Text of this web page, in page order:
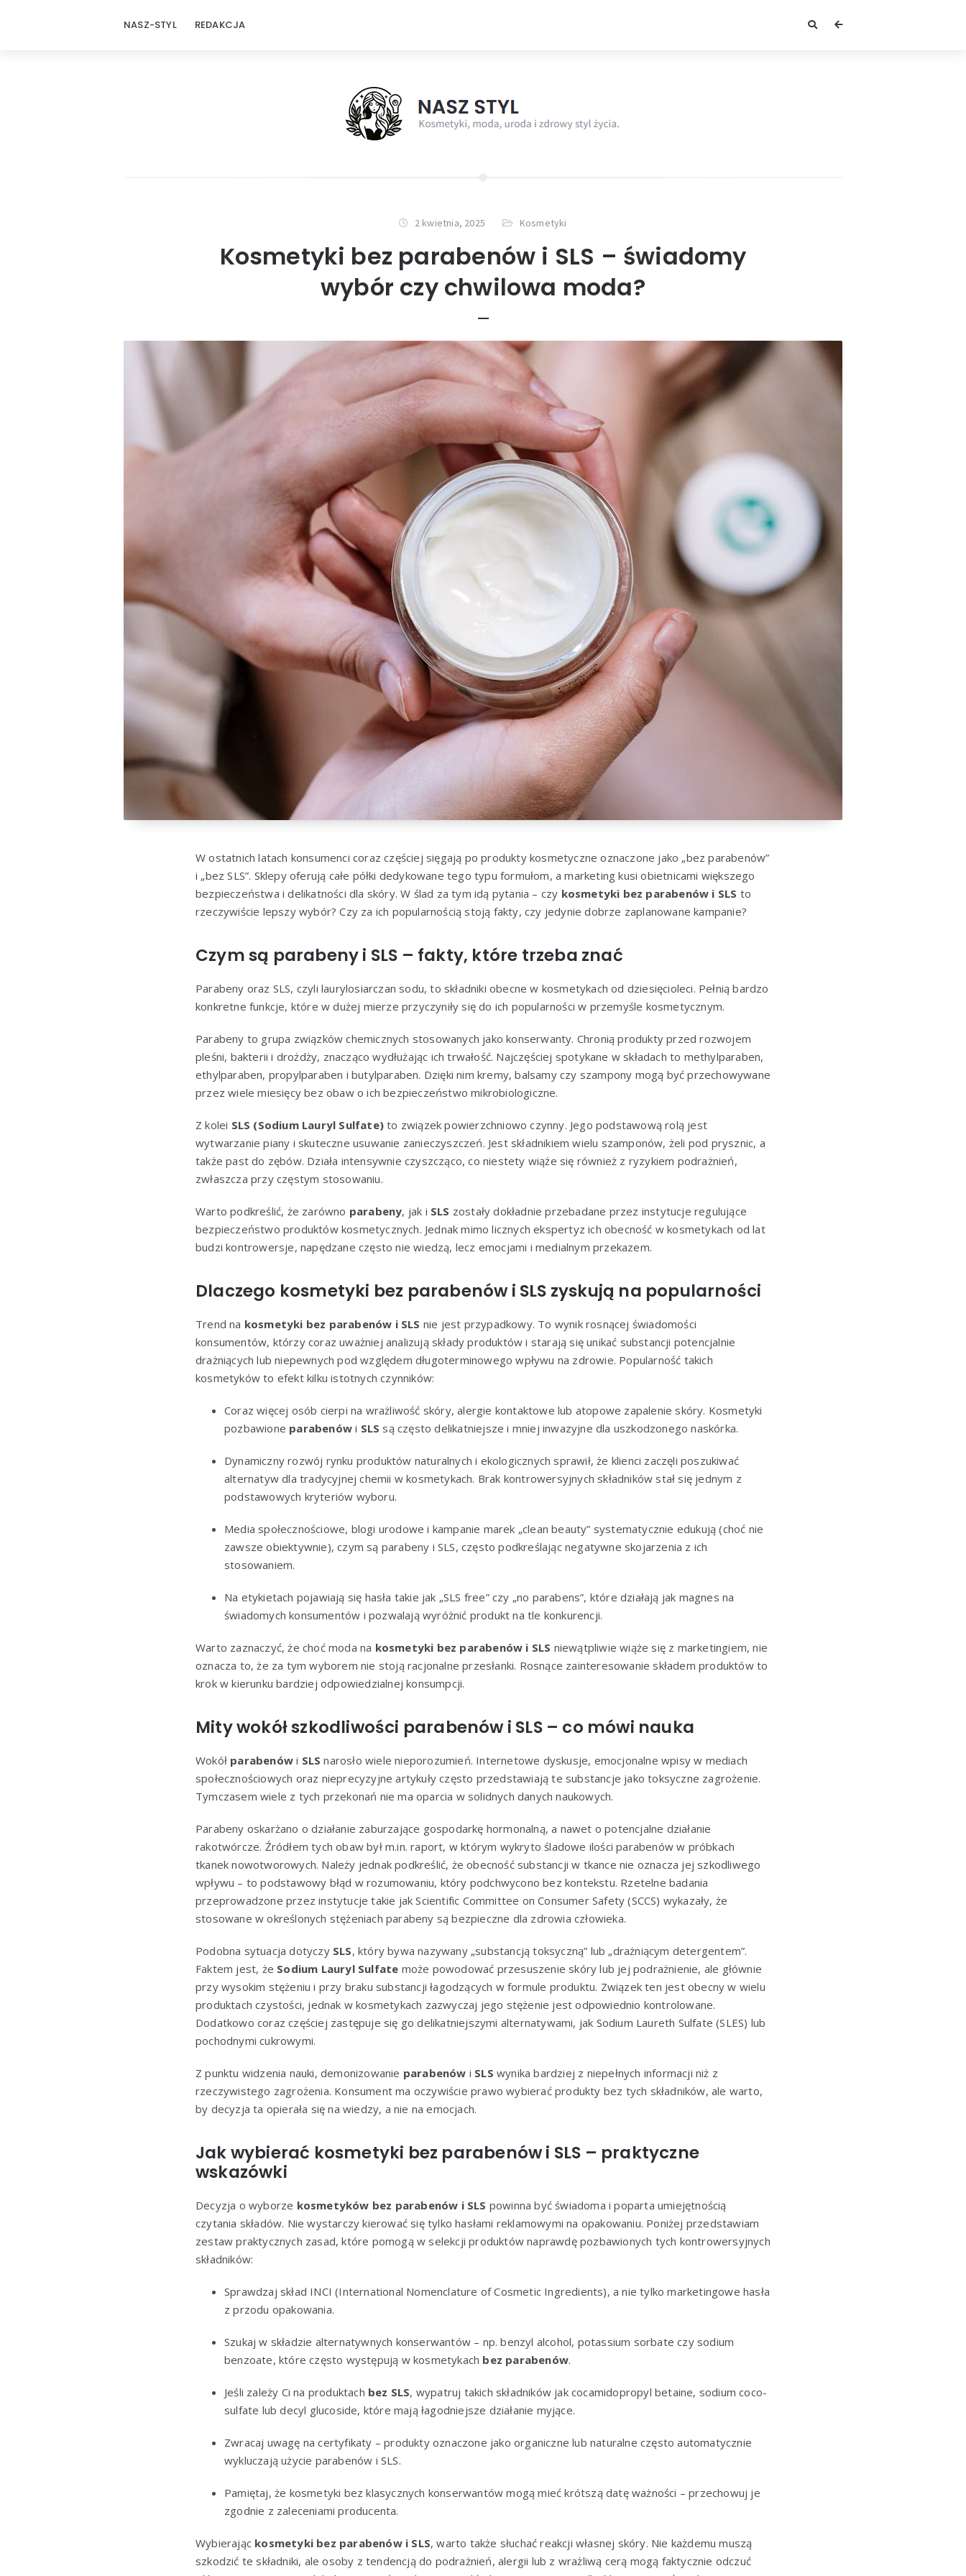
NASZ-STYL REDAKCJA
2 kwietnia, 2025 Kosmetyki
Kosmetyki bez parabenów i SLS – świadomy
wybór czy chwilowa moda?
W ostatnich latach konsumenci coraz częściej sięgają po produkty kosmetyczne oznaczone jako „bez parabenów”
i „bez SLS”. Sklepy oferują całe półki dedykowane tego typu formułom, a marketing kusi obietnicami większego
bezpieczeństwa i delikatności dla skóry. W ślad za tym idą pytania – czy kosmetyki bez parabenów i SLS to
rzeczywiście lepszy wybór? Czy za ich popularnością stoją fakty, czy jedynie dobrze zaplanowane kampanie?
Czym są parabeny i SLS – fakty, które trzeba znać
Parabeny oraz SLS, czyli laurylosiarczan sodu, to składniki obecne w kosmetykach od dziesięcioleci. Pełnią bardzo
konkretne funkcje, które w dużej mierze przyczyniły się do ich popularności w przemyśle kosmetycznym.
Parabeny to grupa związków chemicznych stosowanych jako konserwanty. Chronią produkty przed rozwojem
pleśni, bakterii i drożdży, znacząco wydłużając ich trwałość. Najczęściej spotykane w składach to methylparaben,
ethylparaben, propylparaben i butylparaben. Dzięki nim kremy, balsamy czy szampony mogą być przechowywane
przez wiele miesięcy bez obaw o ich bezpieczeństwo mikrobiologiczne.
Z kolei SLS (Sodium Lauryl Sulfate) to związek powierzchniowo czynny. Jego podstawową rolą jest
wytwarzanie piany i skuteczne usuwanie zanieczyszczeń. Jest składnikiem wielu szamponów, żeli pod prysznic, a
także past do zębów. Działa intensywnie czyszcząco, co niestety wiąże się również z ryzykiem podrażnień,
zwłaszcza przy częstym stosowaniu.
Warto podkreślić, że zarówno parabeny, jak i SLS zostały dokładnie przebadane przez instytucje regulujące
bezpieczeństwo produktów kosmetycznych. Jednak mimo licznych ekspertyz ich obecność w kosmetykach od lat
budzi kontrowersje, napędzane często nie wiedzą, lecz emocjami i medialnym przekazem.
Dlaczego kosmetyki bez parabenów i SLS zyskują na popularności
Trend na kosmetyki bez parabenów i SLS nie jest przypadkowy. To wynik rosnącej świadomości
konsumentów, którzy coraz uważniej analizują składy produktów i starają się unikać substancji potencjalnie
drażniących lub niepewnych pod względem długoterminowego wpływu na zdrowie. Popularność takich
kosmetyków to efekt kilku istotnych czynników:
Coraz więcej osób cierpi na wrażliwość skóry, alergie kontaktowe lub atopowe zapalenie skóry. Kosmetyki
pozbawione parabenów i SLS są często delikatniejsze i mniej inwazyjne dla uszkodzonego naskórka.
Dynamiczny rozwój rynku produktów naturalnych i ekologicznych sprawił, że klienci zaczęli poszukiwać
alternatyw dla tradycyjnej chemii w kosmetykach. Brak kontrowersyjnych składników stał się jednym z
podstawowych kryteriów wyboru.
Media społecznościowe, blogi urodowe i kampanie marek „clean beauty” systematycznie edukują (choć nie
zawsze obiektywnie), czym są parabeny i SLS, często podkreślając negatywne skojarzenia z ich
stosowaniem.
Na etykietach pojawiają się hasła takie jak „SLS free” czy „no parabens”, które działają jak magnes na
świadomych konsumentów i pozwalają wyróżnić produkt na tle konkurencji.
Warto zaznaczyć, że choć moda na kosmetyki bez parabenów i SLS niewątpliwie wiąże się z marketingiem, nie
oznacza to, że za tym wyborem nie stoją racjonalne przesłanki. Rosnące zainteresowanie składem produktów to
krok w kierunku bardziej odpowiedzialnej konsumpcji.
Mity wokół szkodliwości parabenów i SLS – co mówi nauka
Wokół parabenów i SLS narosło wiele nieporozumień. Internetowe dyskusje, emocjonalne wpisy w mediach
społecznościowych oraz nieprecyzyjne artykuły często przedstawiają te substancje jako toksyczne zagrożenie.
Tymczasem wiele z tych przekonań nie ma oparcia w solidnych danych naukowych.
Parabeny oskarżano o działanie zaburzające gospodarkę hormonalną, a nawet o potencjalne działanie
rakotwórcze. Źródłem tych obaw był m.in. raport, w którym wykryto śladowe ilości parabenów w próbkach
tkanek nowotworowych. Należy jednak podkreślić, że obecność substancji w tkance nie oznacza jej szkodliwego
wpływu – to podstawowy błąd w rozumowaniu, który podchwycono bez kontekstu. Rzetelne badania
przeprowadzone przez instytucje takie jak Scientific Committee on Consumer Safety (SCCS) wykazały, że
stosowane w określonych stężeniach parabeny są bezpieczne dla zdrowia człowieka.
Podobna sytuacja dotyczy SLS, który bywa nazywany „substancją toksyczną” lub „drażniącym detergentem”.
Faktem jest, że Sodium Lauryl Sulfate może powodować przesuszenie skóry lub jej podrażnienie, ale głównie
przy wysokim stężeniu i przy braku substancji łagodzących w formule produktu. Związek ten jest obecny w wielu
produktach czystości, jednak w kosmetykach zazwyczaj jego stężenie jest odpowiednio kontrolowane.
Dodatkowo coraz częściej zastępuje się go delikatniejszymi alternatywami, jak Sodium Laureth Sulfate (SLES) lub
pochodnymi cukrowymi.
Z punktu widzenia nauki, demonizowanie parabenów i SLS wynika bardziej z niepełnych informacji niż z
rzeczywistego zagrożenia. Konsument ma oczywiście prawo wybierać produkty bez tych składników, ale warto,
by decyzja ta opierała się na wiedzy, a nie na emocjach.
Jak wybierać kosmetyki bez parabenów i SLS – praktyczne
wskazówki
Decyzja o wyborze kosmetyków bez parabenów i SLS powinna być świadoma i poparta umiejętnością
czytania składów. Nie wystarczy kierować się tylko hasłami reklamowymi na opakowaniu. Poniżej przedstawiam
zestaw praktycznych zasad, które pomogą w selekcji produktów naprawdę pozbawionych tych kontrowersyjnych
składników:
Sprawdzaj skład INCI (International Nomenclature of Cosmetic Ingredients), a nie tylko marketingowe hasła
z przodu opakowania.
Szukaj w składzie alternatywnych konserwantów – np. benzyl alcohol, potassium sorbate czy sodium
benzoate, które często występują w kosmetykach bez parabenów.
Jeśli zależy Ci na produktach bez SLS, wypatruj takich składników jak cocamidopropyl betaine, sodium coco-
sulfate lub decyl glucoside, które mają łagodniejsze działanie myjące.
Zwracaj uwagę na certyfikaty – produkty oznaczone jako organiczne lub naturalne często automatycznie
wykluczają użycie parabenów i SLS.
Pamiętaj, że kosmetyki bez klasycznych konserwantów mogą mieć krótszą datę ważności – przechowuj je
zgodnie z zaleceniami producenta.
Wybierając kosmetyki bez parabenów i SLS, warto także słuchać reakcji własnej skóry. Nie każdemu muszą
szkodzić te składniki, ale osoby z tendencją do podrażnień, alergii lub z wrażliwą cerą mogą faktycznie odczuć